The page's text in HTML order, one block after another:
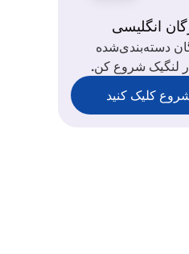
انگلیسی
دسته‌بندی‌شده
لنگیک شروع کن.
کلیک کنید